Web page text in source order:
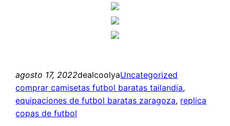
agosto 17, 2022dealcoolyaUncategorized
comprar camisetas futbol baratas tailandia
equipaciones de futbol baratas zaragoza, replica
copas de futbol